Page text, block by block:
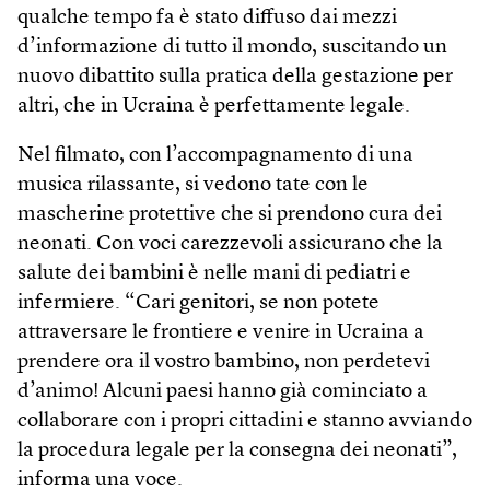
qualche tempo fa è stato diffuso dai mezzi
d’informazione di tutto il mondo, suscitando un
nuovo dibattito sulla pratica della gestazione per
altri, che in Ucraina è perfettamente legale.
Nel filmato, con l’accompagnamento di una
musica rilassante, si vedono tate con le
mascherine protettive che si prendono cura dei
neonati. Con voci carezzevoli assicurano che la
salute dei bambini è nelle mani di pediatri e
infermiere. “Cari genitori, se non potete
attraversare le frontiere e venire in Ucraina a
prendere ora il vostro bambino, non perdetevi
d’animo! Alcuni paesi hanno già cominciato a
collaborare con i propri cittadini e stanno avviando
la procedura legale per la consegna dei neonati”,
informa una voce.